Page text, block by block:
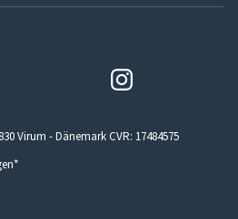
Virum - Dänemark CVR: 17484575